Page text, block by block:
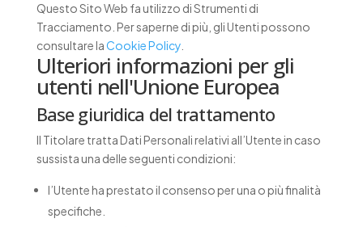
Questo Sito Web fa utilizzo di Strumenti di
Tracciamento. Per saperne di più, gli Utenti possono
consultare laCookie Policy.
Ulteriori informazioni per gli
utenti nell'Unione Europea
Base giuridica del trattamento
Il Titolare tratta Dati Personali relativi all’Utente in caso
sussista una delle seguenti condizioni:
l’Utente ha prestato il consenso per una o più finalità
specifiche.